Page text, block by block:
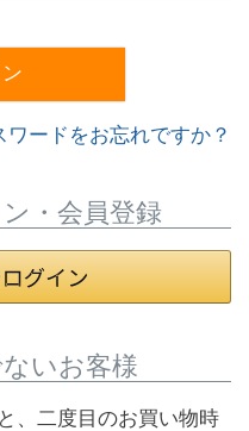
ワードをお忘れですか？
・会員登録
いお客様
、二度目のお買い物時